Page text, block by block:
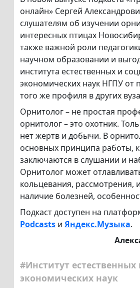
онлайн» Сергей
слушателям об изучении
интересных птицах
также важной роли
научном образовании и
института естественных и
экономических наук НГПУ от
того же профиля в других
Орнитолог – не простая
орнитолог – это охотник.
нет жертв и добычи. В
основных принципа работы,
заключаются в слушании и
Орнитолог может
кольцевания, рассмотрения,
наличие болезней,
Подкаст доступен на
Podcasts и Яндекс.Музыка.
#Институт
экономических наук